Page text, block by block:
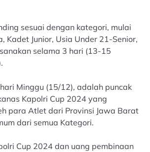
sesuai dengan kategori, mulai
Kadet Junior, Usia Under 21-Senior,
selama 3 hari (13-15
Minggu (15/12), adalah puncak
Kapolri Cup 2024 yang
para Atlet dari Provinsi Jawa Barat
dari semua Kategori.
Cup 2024 dan uang pembinaan